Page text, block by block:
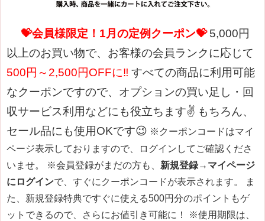
💝会員様限定！1月の定例クーポン💝 5,000円
以上のお買い物で、お客様の会員ランクに応じて
500円～2,500円OFFに‼ すべての商品に利用可能
なクーポンですので、オプションの買い足し・回
収サービス利用などにも役立ちます✌ もちろん、
セール品にも使用OKです😉 ※クーポンコードはマイ
ページ表示しておりますので、ログインしてご確認くださ
いませ。
※会員登録がまだの方も、 新規登録→マイページ
にログインで、すぐにクーポンコードが表示されます。 ま
た、新規登録特典ですぐに使える500円分のポイントもゲ
ットできるので、さらにお値引き可能に！
※使用期限は、